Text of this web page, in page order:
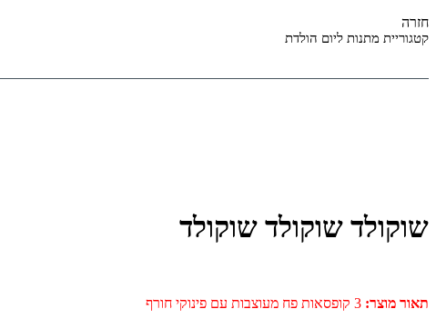
חזרה
קטגוריית מתנות ליום הולדת
שוקולד שוקולד שוקולד
תאור מוצר: